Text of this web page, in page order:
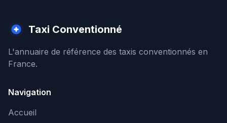
Taxi Conventionné
L'annuaire de référence des taxis conventionnés en
France.
Navigation
Accueil